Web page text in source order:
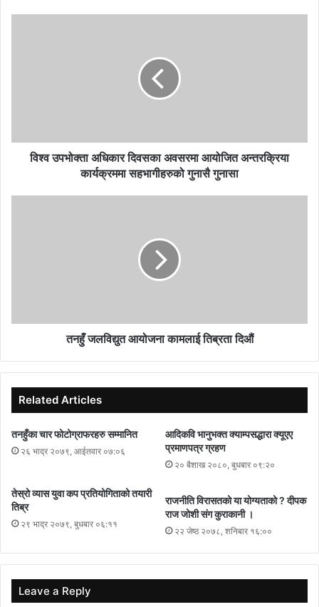
विश्व उपभोक्ता अधिकार दिवसका अवसरमा आयोजित अन्तरक्रिया
कार्यक्रममा सहभागीहरुको गुनासै गुनासा
तनहुँ जलविद्युत आयोजना कामलाई तिब्रता दिऔं
Related Articles
तनहुँका चार फोटोग्राफरहरु सम्मानित
२६ भाद्र २०७९, आईतवार ०७:०६
आदिकवि भानुभक्त क्याम्पसद्धारा क्यूएए
प्रमाणपत्र ग्रहण
२० बैशाख २०८०, बुधबार ०९:२०
तेस्रो व्यास युवा कप प्रतियोगिताको तयारी
तिब्र
२९ भाद्र २०७९, बुधबार ०६:११
राजनीति विरासतको या योग्यताको ? दीपक
राज जोशी संग कुराकानी ।
२२ जेष्ठ २०७८, शनिबार १६:००
Leave a Reply